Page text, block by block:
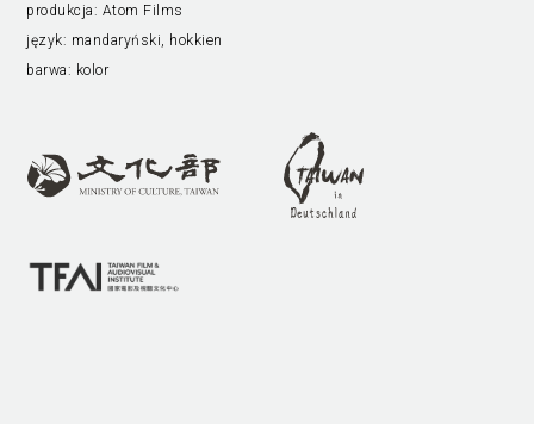
produkcja: Atom Films
język: mandaryński, hokkien
barwa: kolor